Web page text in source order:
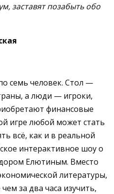
заставят позабыть обо
семь человек. Стол —
а люди — игроки,
финансовые
игре любой может стать
всё, как и в реальной
интерактивное шоу о
Елютиным. Вместо
литературы,
за два часа изучить,